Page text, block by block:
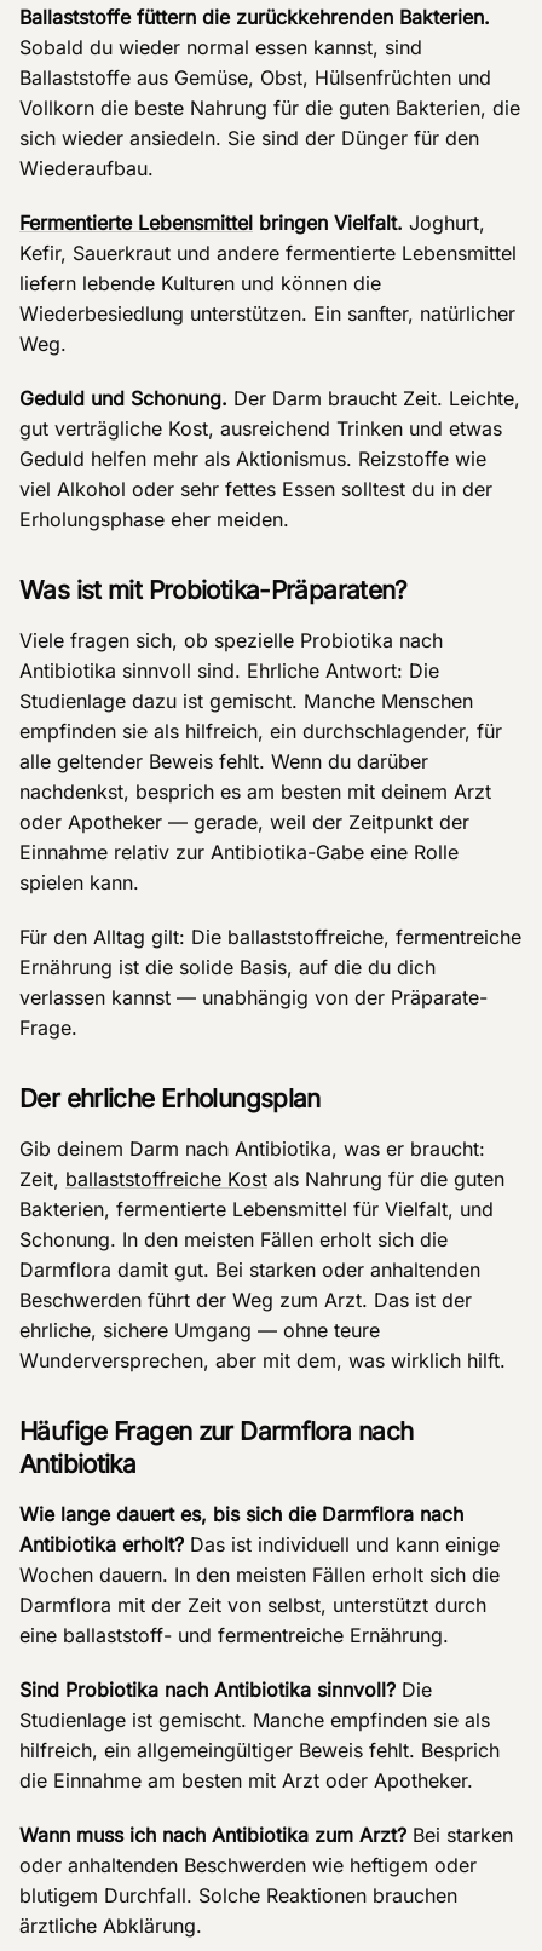
Ballaststoffe füttern die zurückkehrenden Bakterien.
Sobald du wieder normal essen kannst, sind
Ballaststoffe aus Gemüse, Obst, Hülsenfrüchten und
Vollkorn die beste Nahrung für die guten Bakterien, die
sich wieder ansiedeln. Sie sind der Dünger für den
Wiederaufbau.
Fermentierte Lebensmittel bringen Vielfalt. Joghurt,
Kefir, Sauerkraut und andere fermentierte Lebensmittel
liefern lebende Kulturen und können die
Wiederbesiedlung unterstützen. Ein sanfter, natürlicher
Weg.
Geduld und Schonung. Der Darm braucht Zeit. Leichte,
gut verträgliche Kost, ausreichend Trinken und etwas
Geduld helfen mehr als Aktionismus. Reizstoffe wie
viel Alkohol oder sehr fettes Essen solltest du in der
Erholungsphase eher meiden.
Was ist mit Probiotika-Präparaten?
Viele fragen sich, ob spezielle Probiotika nach
Antibiotika sinnvoll sind. Ehrliche Antwort: Die
Studienlage dazu ist gemischt. Manche Menschen
empfinden sie als hilfreich, ein durchschlagender, für
alle geltender Beweis fehlt. Wenn du darüber
nachdenkst, besprich es am besten mit deinem Arzt
oder Apotheker — gerade, weil der Zeitpunkt der
Einnahme relativ zur Antibiotika-Gabe eine Rolle
spielen kann.
Für den Alltag gilt: Die ballaststoffreiche, fermentreiche
Ernährung ist die solide Basis, auf die du dich
verlassen kannst — unabhängig von der Präparate-
Frage.
Der ehrliche Erholungsplan
Gib deinem Darm nach Antibiotika, was er braucht:
Zeit, ballaststoffreiche Kost als Nahrung für die guten
Bakterien, fermentierte Lebensmittel für Vielfalt, und
Schonung. In den meisten Fällen erholt sich die
Darmflora damit gut. Bei starken oder anhaltenden
Beschwerden führt der Weg zum Arzt. Das ist der
ehrliche, sichere Umgang — ohne teure
Wunderversprechen, aber mit dem, was wirklich hilft.
Häufige Fragen zur Darmflora nach
Antibiotika
Wie lange dauert es, bis sich die Darmflora nach
Antibiotika erholt? Das ist individuell und kann einige
Wochen dauern. In den meisten Fällen erholt sich die
Darmflora mit der Zeit von selbst, unterstützt durch
eine ballaststoff- und fermentreiche Ernährung.
Sind Probiotika nach Antibiotika sinnvoll? Die
Studienlage ist gemischt. Manche empfinden sie als
hilfreich, ein allgemeingültiger Beweis fehlt. Besprich
die Einnahme am besten mit Arzt oder Apotheker.
Wann muss ich nach Antibiotika zum Arzt? Bei starken
oder anhaltenden Beschwerden wie heftigem oder
blutigem Durchfall. Solche Reaktionen brauchen
ärztliche Abklärung.